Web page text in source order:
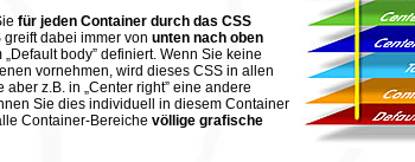
für jeden Container durch das CSS
greift dabei immer von unten nach oben
body” definiert. Wenn Sie keine
vornehmen, wird dieses CSS in allen
z.B. in „Center right” eine andere
Sie dies individuell in diesem Container
Container-Bereiche völlige grafische